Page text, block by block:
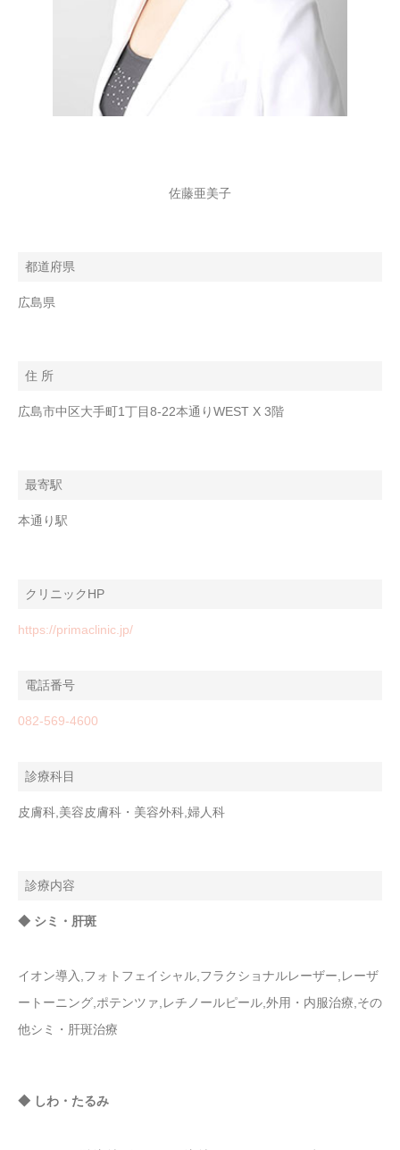
佐藤亜美子
都道府県
広島県
住 所
広島市中区大手町1丁目8-22本通りWEST X 3階
最寄駅
本通り駅
クリニックHP
https://primaclinic.jp/
電話番号
082-569-4600
診療科目
皮膚科,美容皮膚科・美容外科,婦人科
診療内容
◆ シミ・肝斑
イオン導入,フォトフェイシャル,フラクショナルレーザー,レーザ
ートーニング,ポテンツァ,レチノールピール,外用・内服治療,その
他シミ・肝斑治療
◆ しわ・たるみ